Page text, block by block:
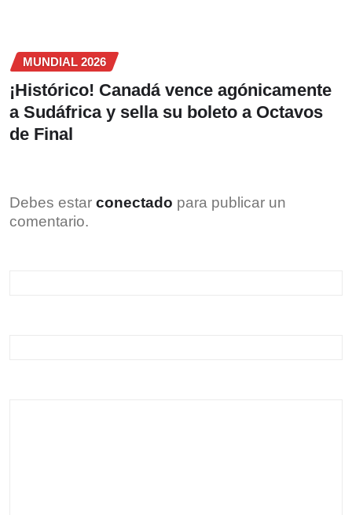
MUNDIAL 2026
¡Histórico! Canadá vence agónicamente
a Sudáfrica y sella su boleto a Octavos
de Final
Debes estar conectado para publicar un
comentario.